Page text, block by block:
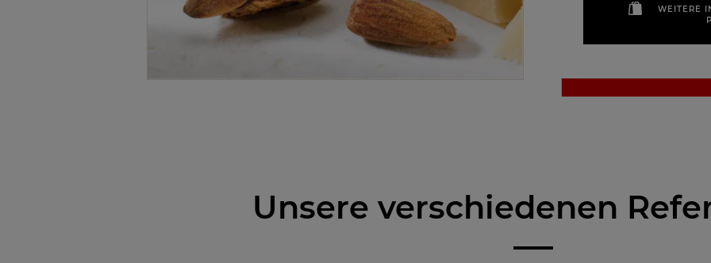
WEITERE
Unsere verschiedenen